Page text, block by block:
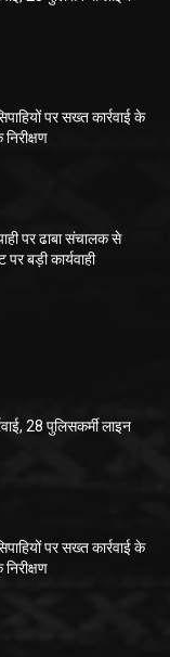
पर सख्त कार्रवाई के
पर ढाबा संचालक से
बड़ी कार्यवाही
28 पुलिसकर्मी लाइन
पर सख्त कार्रवाई के